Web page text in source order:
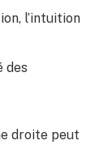
l’intuition
des
droite peut